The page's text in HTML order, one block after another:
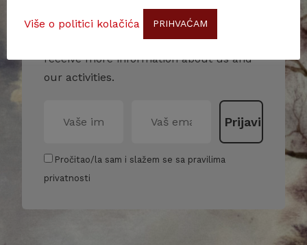
Subscribe to our newsletter!
Stay up to date with our events and
receive more information about us and
our activities.
Pročitao/la sam i slažem se sa pravilima
privatnosti
Više o politici kolačića PRIHVAĆAM